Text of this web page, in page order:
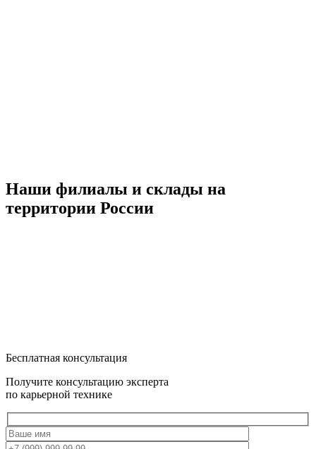
Наши филиалы и склады на
территории России
Бесплатная консультация
Получите консультацию эксперта
по карьерной технике